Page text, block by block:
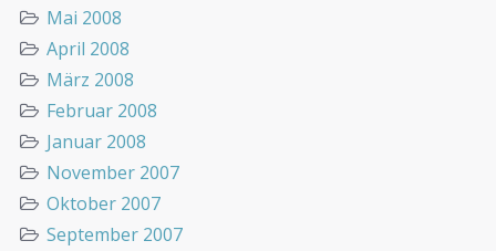
Mai 2008
April 2008
März 2008
Februar 2008
Januar 2008
November 2007
Oktober 2007
September 2007